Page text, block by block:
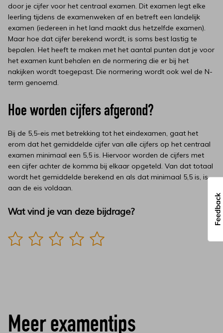
door je cijfer voor het centraal examen. Dit examen legt elke
leerling tijdens de examenweken af en betreft een landelijk
examen (iedereen in het land maakt dus hetzelfde examen).
Maar hoe dat cijfer berekend wordt, is soms best lastig te
bepalen. Het heeft te maken met het aantal punten dat je voor
het examen kunt behalen en de normering die er bij het
nakijken wordt toegepast. Die normering wordt ook wel de N-
term genoemd.
Hoe worden cijfers afgerond?
Bij de 5,5-eis met betrekking tot het eindexamen, gaat het
erom dat het gemiddelde cijfer van alle cijfers op het centraal
examen minimaal een 5,5 is. Hiervoor worden de cijfers met
een cijfer achter de komma bij elkaar opgeteld. Van dat totaal
wordt het gemiddelde berekend en als dat minimaal 5,5 is, is
aan de eis voldaan.
Meer examentips